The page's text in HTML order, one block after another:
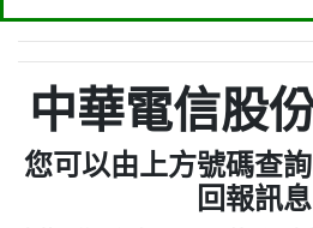
中華電信股
您可以由上方號碼查
回報訊息